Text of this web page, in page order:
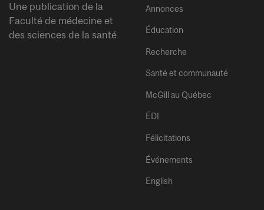
Une publication de la
Faculté de médecine et
des sciences de la santé
Annonces
Éducation
Recherche
Santé et communauté
McGill au Québec
ÉDI
Félicitations
Événements
English